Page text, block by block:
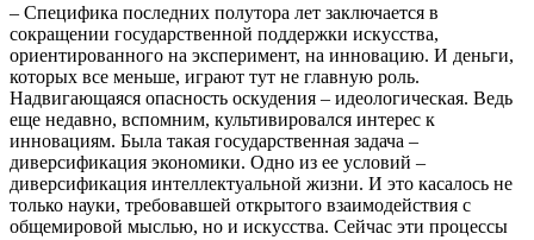
– Специфика последних полутора лет заключается в
сокращении государственной поддержки искусства,
ориентированного на эксперимент, на инновацию. И деньги,
которых все меньше, играют тут не главную роль.
Надвигающаяся опасность оскудения – идеологическая. Ведь
еще недавно, вспомним, культивировался интерес к
инновациям. Была такая государственная задача –
диверсификация экономики. Одно из ее условий –
диверсификация интеллектуальной жизни. И это касалось не
только науки, требовавшей открытого взаимодействия с
общемировой мыслью, но и искусства. Сейчас эти процессы